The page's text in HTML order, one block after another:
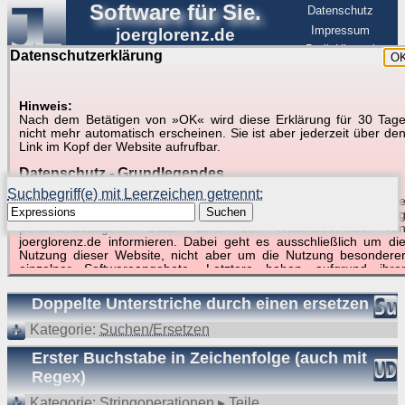
Datenschutzerklärung
Hinweis:
Nach dem Betätigen von »OK« wird diese Erklärung für 30 Tage
nicht mehr automatisch erscheinen. Sie ist aber jederzeit über den
Link im Kopf der Website aufrufbar.
Datenschutz - Grundlegendes
Diese Datenschutzerklärung soll die Nutzer dieser Website über die
Art, den Umfang und den Zweck der Erhebung und Verwendung
personenbezogener Daten durch den Websitebetreiber von
joerglorenz.de informieren. Dabei geht es ausschließlich um die
Nutzung dieser Website, nicht aber um die Nutzung besonderer
einzelner Softwareangebote. Letztere haben aufgrund ihrer
gespeichert werden müssen, die für das Funktionieren erforderlich
sind. Hier ist es wichtig, dass Sie selbst zum Testen dieser
Funktionen möglichst erfundene Daten verwenden. Ansonsten wird
auf die spezifischen Besonderheiten beim jeweiligen Angebot
gesondert hingewiesen.
Generell gilt: Wenn Sie ein Angebot bei den Add-Ins nutzen, bei
dem Daten übertragen werden, werden diese Daten auf dem
Software für Sie.
joerglorenz.de
Datenschutz
Impressum
BerlinHimmel
Suche in Beispielen und Tipps zu Excel und
VBA
Suchbegriff(e) mit Leerzeichen getrennt:
Suchen
Suchergebnisse (7 Treffer, 1 Begriff)
Doppelte Unterstriche durch einen ersetzen
Kategorie: Suchen/Ersetzen
Erster Buchstabe in Zeichenfolge (auch mit
Regex)